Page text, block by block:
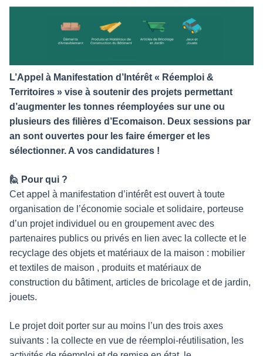
L’Appel à Manifestation d’Intérêt « Réemploi &
Territoires » vise à soutenir des projets permettant
d’augmenter les tonnes réemployées sur une ou
plusieurs des filières d’Ecomaison. Deux sessions par
an sont ouvertes pour les faire émerger et les
sélectionner. A vos candidatures !
🙋 Pour qui ?
Cet appel à manifestation d’intérêt est ouvert à toute
organisation de l’économie sociale et solidaire, porteuse
d’un projet individuel ou en groupement avec des
partenaires publics ou privés en lien avec la collecte et le
recyclage des objets et matériaux de la maison : mobilier
et textiles de maison , produits et matériaux de
construction du bâtiment, articles de bricolage et de jardin,
jouets.
Le projet doit porter sur au moins l’un des trois axes
suivants : la collecte en vue de réemploi-réutilisation, les